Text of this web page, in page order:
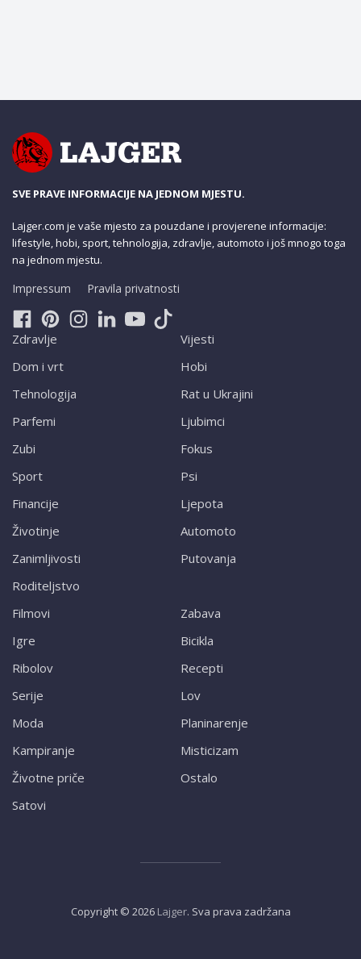
SVE PRAVE INFORMACIJE NA JEDNOM MJESTU.
Lajger.com je vaše mjesto za pouzdane i provjerene informacije:
lifestyle, hobi, sport, tehnologija, zdravlje, automoto i još mnogo toga
na jednom mjestu.
Impressum Pravila privatnosti
Zdravlje
Dom i vrt
Tehnologija
Parfemi
Zubi
Sport
Financije
Životinje
Zanimljivosti
Roditeljstvo
Vijesti
Hobi
Rat u Ukrajini
Ljubimci
Fokus
Psi
Ljepota
Automoto
Putovanja
Filmovi
Igre
Ribolov
Serije
Moda
Kampiranje
Životne priče
Satovi
Zabava
Bicikla
Recepti
Lov
Planinarenje
Misticizam
Ostalo
Copyright © 2026 Lajger. Sva prava zadržana